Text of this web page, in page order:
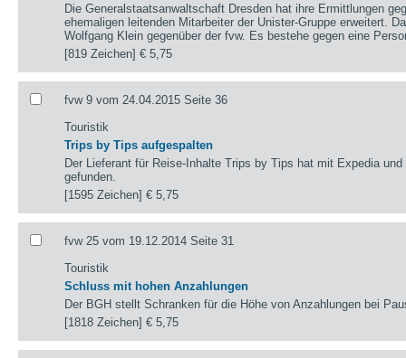
Die Generalstaatsanwaltschaft Dresden hat ihre Ermittlungen
ehemaligen leitenden Mitarbeiter der Unister-Gruppe erweitert.
Wolfgang Klein gegenüber der fvw. Es bestehe gegen eine
[819 Zeichen]€ 5,75
fvw 9 vom 24.04.2015 Seite 36
Touristik
Trips by Tips aufgespalten
Der Lieferant für Reise-Inhalte Trips by Tips hat mit Expedia
gefunden.
[1595 Zeichen]€ 5,75
fvw 25 vom 19.12.2014 Seite 31
Touristik
Schluss mit hohen Anzahlungen
Der BGH stellt Schranken für die Höhe von Anzahlungen bei
[1818 Zeichen]€ 5,75